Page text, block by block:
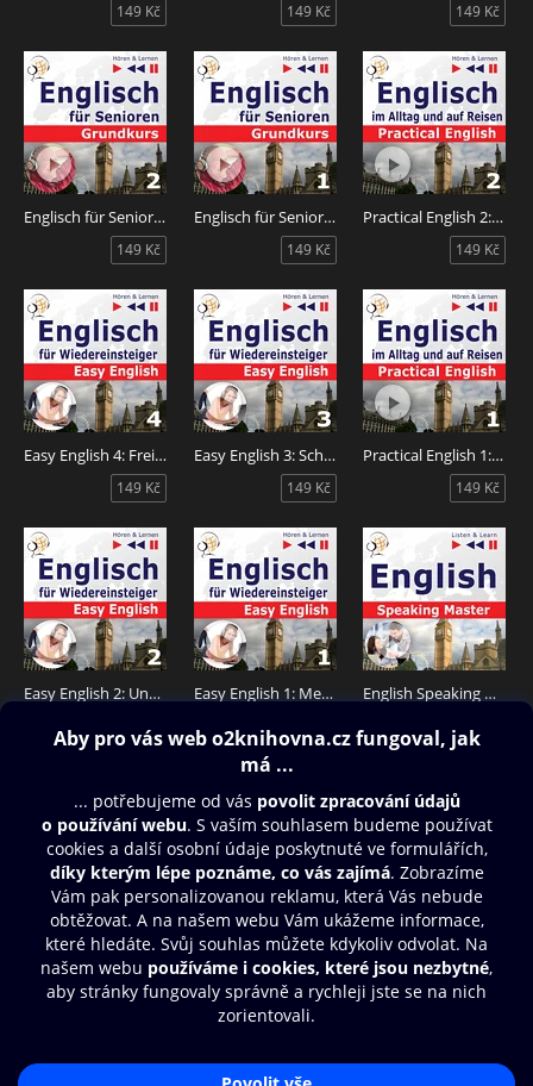
149 Kč 149 Kč 149 Kč
Englisch für Senioren 2: Das tägliche Leben
149 Kč
Englisch für Senioren 1: Mensch und Familie
149 Kč
Practical English 2: Ausbildung und Arbeit
149 Kč
Easy English 4: Freizeit
149 Kč
Easy English 3: Schule und Arbeit
149 Kč
Practical English 1: Alltagssituationen
149 Kč
Easy English 2: Unser Alltag
149 Kč
Easy English 1: Menschen English Speaking Master
435 Kč
Obsah ke stažení
Moje O2 Knihovna
Další zábava
© O2 Czech Republic a.s.
Přístupnost